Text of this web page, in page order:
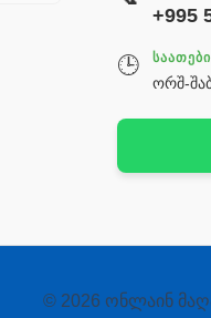
+995
🕒
ორშ-
© 2026 ონლაინ